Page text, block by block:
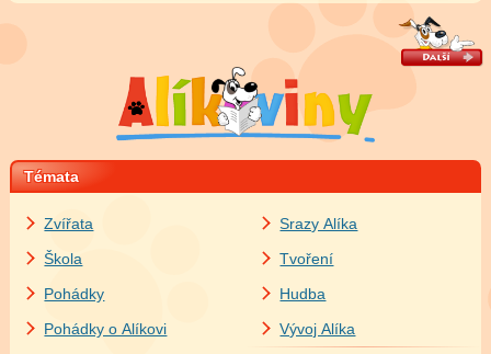
Témata
Zvířata
Škola
Pohádky
Pohádky o Alíkovi
Srazy Alíka
Tvoření
Hudba
Vývoj Alíka